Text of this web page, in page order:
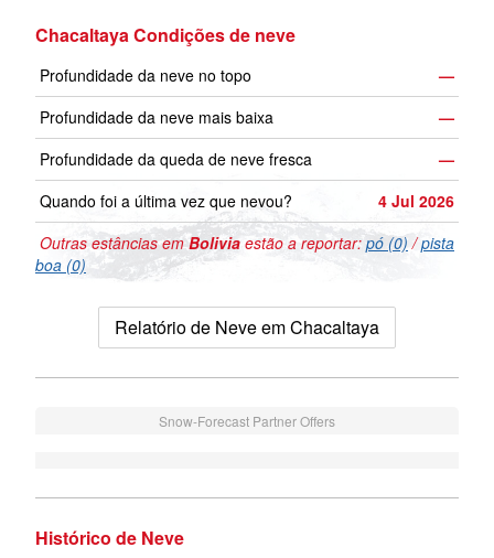
Chacaltaya Condições de neve
Profundidade da neve no topo
—
Profundidade da neve mais baixa
—
Profundidade da queda de neve fresca
—
Quando foi a última vez que nevou?
4 Jul 2026
Outras estâncias emBolivia estão a reportar: pó (0) /pista
boa (0)
Relatório de Neve em Chacaltaya
Snow-Forecast Partner Offers
Histórico de Neve